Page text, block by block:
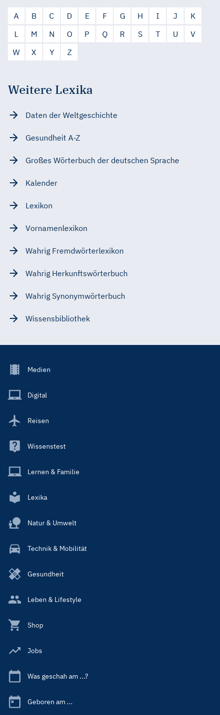
A B C D E F G H I J
K
L
M N O P Q R S T U
V
W
X Y Z
Weitere Lexika
Daten der Weltgeschichte
Gesundheit A-Z
Großes Wörterbuch der deutschen Sprache
Kalender
Lexikon
Vornamenlexikon
Wahrig Fremdwörterlexikon
Wahrig Herkunftswörterbuch
Wahrig Synonymwörterbuch
Wissensbibliothek
Footer
Main
Medien
Digital
Reisen
Wissenstest
Lernen & Familie
Lexika
Natur & Umwelt
Technik & Mobilität
Gesundheit
Leben & Lifestyle
Shop
Jobs
Was geschah am ...?
Geboren am ...